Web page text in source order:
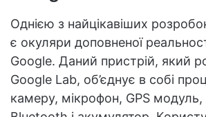
Однією з найцікавіших
є окуляри доповненої
Google. Даний пристрій, який
Google Lab, об’єднує в собі
камеру, мікрофон, GPS модуль,